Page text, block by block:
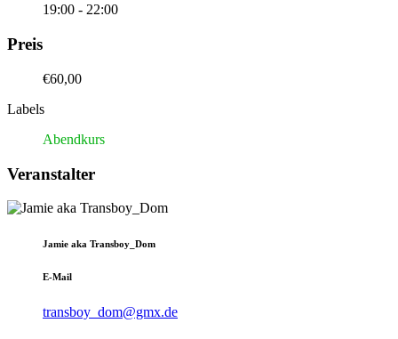
19:00 - 22:00
Preis
€60,00
Labels
Abendkurs
Veranstalter
Jamie aka Transboy_Dom
E-Mail
transboy_dom@gmx.de